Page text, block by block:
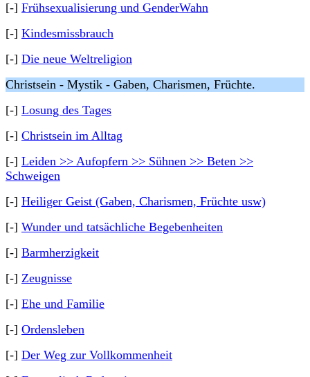
[-] Frühsexualisierung und GenderWahn
[-] Kindesmissbrauch
[-] Die neue Weltreligion
Christsein - Mystik - Gaben, Charismen, Früchte.
[-] Losung des Tages
[-] Christsein im Alltag
[-] Leiden >> Aufopfern >> Sühnen >> Beten >>
Schweigen
[-] Heiliger Geist (Gaben, Charismen, Früchte usw)
[-] Wunder und tatsächliche Begebenheiten
[-] Barmherzigkeit
[-] Zeugnisse
[-] Ehe und Familie
[-] Ordensleben
[-] Der Weg zur Vollkommenheit